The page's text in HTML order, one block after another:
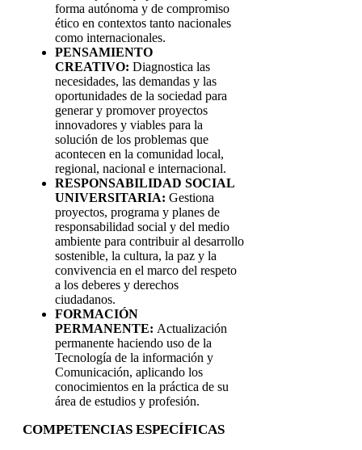
forma autónoma y de compromiso
ético en contextos tanto nacionales
como internacionales.
PENSAMIENTO
CREATIVO: Diagnostica las
necesidades, las demandas y las
oportunidades de la sociedad para
generar y promover proyectos
innovadores y viables para la
solución de los problemas que
acontecen en la comunidad local,
regional, nacional e internacional.
RESPONSABILIDAD SOCIAL
UNIVERSITARIA: Gestiona
proyectos, programa y planes de
responsabilidad social y del medio
ambiente para contribuir al desarrollo
sostenible, la cultura, la paz y la
convivencia en el marco del respeto
a los deberes y derechos
ciudadanos.
FORMACIÓN
PERMANENTE: Actualización
permanente haciendo uso de la
Tecnología de la información y
Comunicación, aplicando los
conocimientos en la práctica de su
área de estudios y profesión.
COMPETENCIAS ESPECÍFICAS